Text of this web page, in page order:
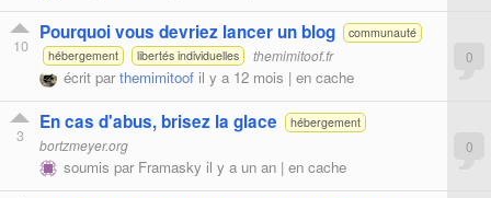
10
Pourquoi vous devriez lancer un blog
communauté
hébergement
libertés individuelles themimitoof.fr
écrit parthemimitoof il y a 12 mois | en cache
0
3
En cas d'abus, brisez la glace hébergement
bortzmeyer.org
soumis par Framasky il y a un an | en cache
0